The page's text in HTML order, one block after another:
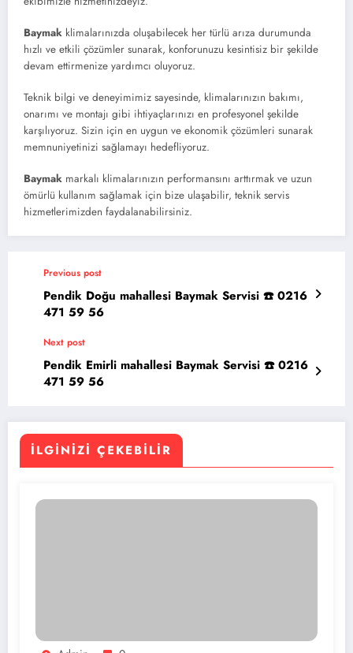
Baymak klimalarınızda oluşabilecek her türlü arıza durumunda
hızlı ve etkili çözümler sunarak, konforunuzu kesintisiz bir şekilde
devam ettirmenize yardımcı oluyoruz.
Teknik bilgi ve deneyimimiz sayesinde, klimalarınızın bakımı,
onarımı ve montajı gibi ihtiyaçlarınızı en profesyonel şekilde
karşılıyoruz. Sizin için en uygun ve ekonomik çözümleri sunarak
memnuniyetinizi sağlamayı hedefliyoruz.
Baymak markalı klimalarınızın performansını arttırmak ve uzun
ömürlü kullanım sağlamak için bize ulaşabilir, teknik servis
hizmetlerimizden faydalanabilirsiniz.
Previous post
Pendik Doğu mahallesi Baymak Servisi ☎️ 0216
471 59 56
Next post
Pendik Emirli mahallesi Baymak Servisi ☎️ 0216
471 59 56
İLGINIZI ÇEKEBILIR